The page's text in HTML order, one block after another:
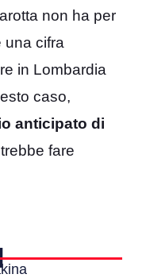
non ha per
una cifra
in Lombardia
caso,
anticipato di
fare